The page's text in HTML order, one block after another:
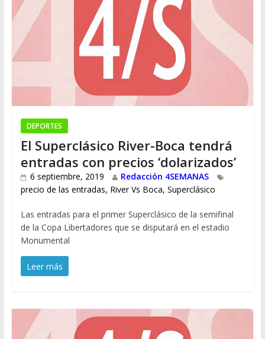
DEPORTES
El Superclásico River-Boca tendrá
entradas con precios ‘dolarizados’
6 septiembre, 2019
Redacción 4SEMANAS
precio de las entradas, River Vs Boca, Superclásico
Las entradas para el primer Superclásico de la semifinal
de la Copa Libertadores que se disputará en el estadio
Monumental
Leer más